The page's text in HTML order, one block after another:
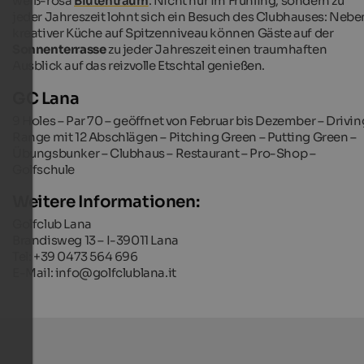
jeder Jahreszeit lohnt sich ein Besuch des Clubhauses:
kreativer Küche auf Spitzenniveau können Gäste auf der
Sonnenterrassezu jeder Jahreszeit einen traumhaften
Ausblick auf das reizvolle Etschtal genießen.
GC Lana
9 Holes – Par 70 – geöffnet von Februar bis Dezember –
Range mit 12 Abschlägen – Pitching Green – Putting Green –
Übungsbunker – Clubhaus– Restaurant – Pro-Shop –
Golfschule
Weitere Informationen:
Golfclub Lana
Brandisweg 13 – I-39011 Lana
Tel: +39 0473 564 696
E-Mail: info@golfclublana.it